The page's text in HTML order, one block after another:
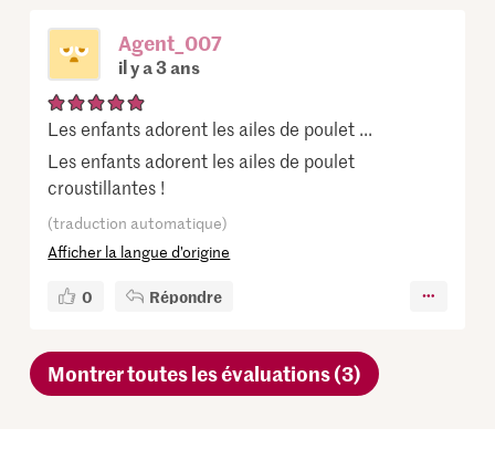
Agent_007
il y a 3 ans
Les enfants adorent les ailes de poulet ...
Les enfants adorent les ailes de poulet
croustillantes !
(traduction automatique)
Afficher la langue d’origine
0 Répondre
Montrer toutes les évaluations (3)